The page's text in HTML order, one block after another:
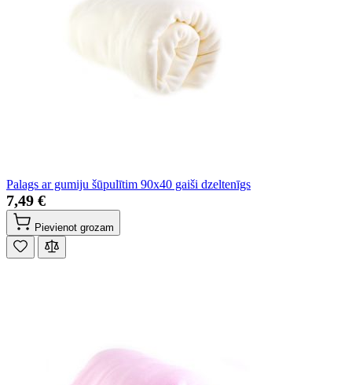
Palags ar gumiju šūpulītim 90x40 gaiši dzeltenīgs
7,49 €
Pievienot grozam